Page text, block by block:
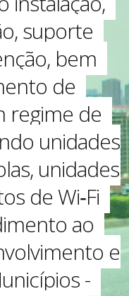
suporte
bem
de
regime de
unidades
unidades
de Wi‑Fi
ao
e
-